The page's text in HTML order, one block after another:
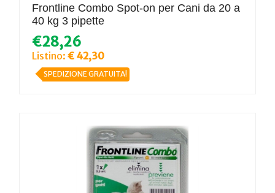
Frontline Combo Spot-on per Cani da 20 a
40 kg 3 pipette
€28,26
Listino: € 42,30
SPEDIZIONE GRATUITA!